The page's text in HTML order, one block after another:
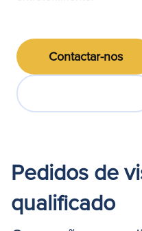
Contactar-nos
Pedidos de
qualificado